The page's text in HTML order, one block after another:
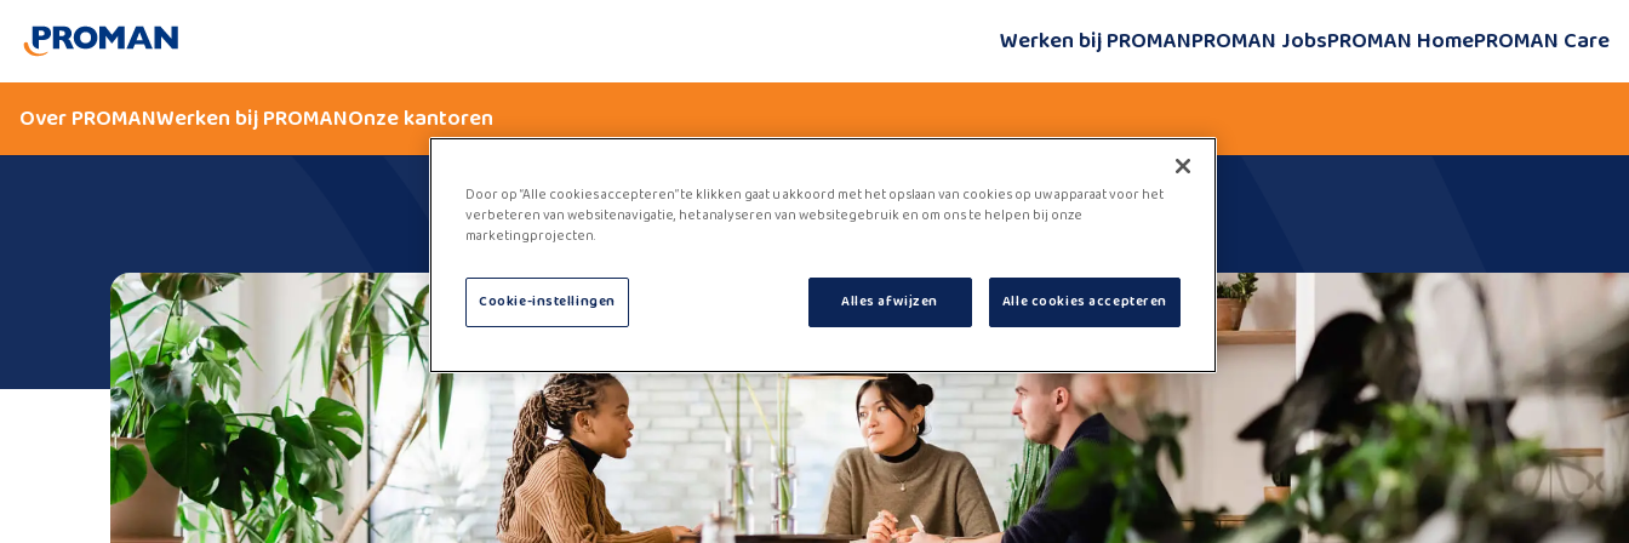
Werken bij PROMANPROMAN JobsPROMAN HomePROMAN Care
Over PROMANWerken bij PROMANOnze kantoren
Door op “Alle cookies accepteren” te klikken gaat u akkoord met het opslaan van cookies op uw apparaat voor het
verbeteren van websitenavigatie, het analyseren van websitegebruik en om ons te helpen bij onze
marketingprojecten.
Cookie-instellingen Alles afwijzen Alle cookies accepteren